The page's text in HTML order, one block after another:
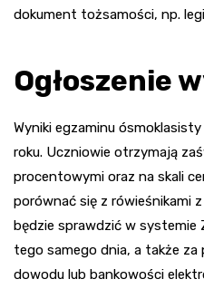
dokument tożsamości, np.
Ogłoszenie
Wyniki egzaminu
roku. Uczniowie otrzymają
procentowymi oraz na skali
porównać się z rówieśnikami z
będzie sprawdzić w systemie
tego samego dnia, a także
dowodu lub bankowości